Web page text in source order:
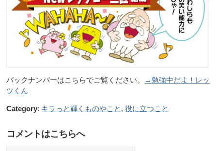
バックナンバーはこちらでご覧ください。
→勉強中だよ！レッ
ツくん
Category: キラっと輝くものやこと ,役に立つこと
コメントはこちらへ